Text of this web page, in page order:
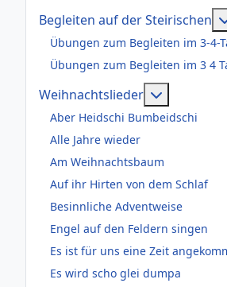
Begleiten auf der Steirischen
Übungen zum Begleiten im 3-4-
Übungen zum Begleiten im 3 4
Weihnachtslieder
Aber Heidschi Bumbeidschi
Alle Jahre wieder
Am Weihnachtsbaum
Auf ihr Hirten von dem Schlaf
Besinnliche Adventweise
Engel auf den Feldern singen
Es ist für uns eine Zeit
Es wird scho glei dumpa